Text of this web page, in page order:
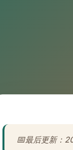
最后更新：